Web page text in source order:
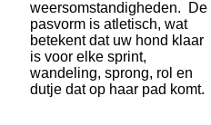
weersomstandigheden. De
pasvorm is atletisch, wat
betekent dat uw hond klaar
is voor elke sprint,
wandeling, sprong, rol en
dutje dat op haar pad komt.